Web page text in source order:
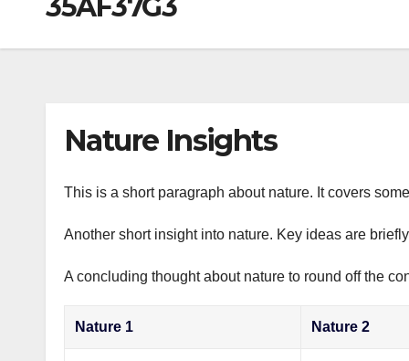
35AF37G3
Nature Insights
This is a short paragraph about nature. It covers
Another short insight into nature. Key ideas are
A concluding thought about nature to round off the
Nature 1 Nature 2
m